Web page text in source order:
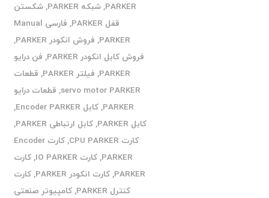
PARKER
,شبکه PARKER ,شکستن
قفل PARKER
,
فارسی Manual
PARKER
, فروش انکودر PARKER
,
فروش کابل انکودر PARKER
, فن درایو
PARKER
, فیلتر PARKER , قطعات
servo motor PARKER
, قطعات درایو
PARKER
,کابل Encoder PARKER
,
کابل PARKER
,کابل ارتباطی PARKER
,
کارت CPU PARKER
,
کارت Encoder
PARKER
,کارت IO PARKER ,کارت
PARKER
,کارت انکودر PARKER ,کارت
کنترل PARKER
,کامپیوتر صنعتی